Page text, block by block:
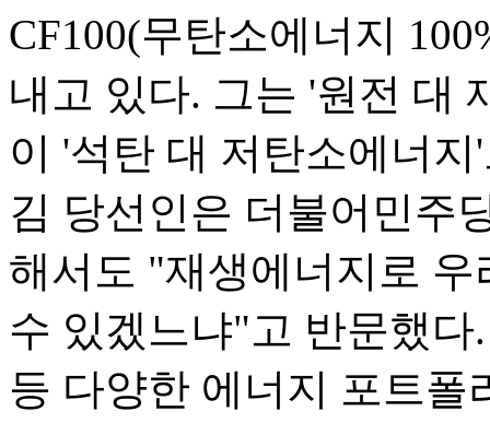
CF100(무탄소에너지
내고 있다. 그는 '원전 대
이 '석탄 대 저탄소에너
김 당선인은 더불어민주
해서도 "재생에너지로
수 있겠느냐"고 반문했
등 다양한 에너지 포트폴